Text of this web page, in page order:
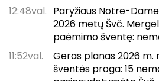
12:48val. Paryžiaus Notre-
2026 metų Švč.
paėmimo šventę:
11:52val.
Geras planas 2026 m.
šventės proga: 15